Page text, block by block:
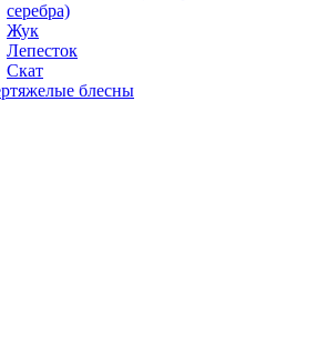
серебра)
Жук
Лепесток
Скат
блесны